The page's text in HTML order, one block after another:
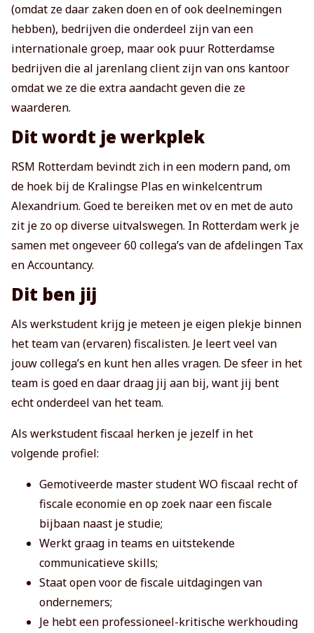
(omdat ze daar zaken doen en of ook deelnemingen
hebben), bedrijven die onderdeel zijn van een
internationale groep, maar ook puur Rotterdamse
bedrijven die al jarenlang client zijn van ons kantoor
omdat we ze die extra aandacht geven die ze
waarderen.
Dit wordt je werkplek
RSM Rotterdam bevindt zich in een modern pand, om
de hoek bij de Kralingse Plas en winkelcentrum
Alexandrium. Goed te bereiken met ov en met de auto
zit je zo op diverse uitvalswegen. In Rotterdam werk je
samen met ongeveer 60 collega’s van de afdelingen Tax
en Accountancy.
Dit ben jij
Als werkstudent krijg je meteen je eigen plekje binnen
het team van (ervaren) fiscalisten. Je leert veel van
jouw collega’s en kunt hen alles vragen. De sfeer in het
team is goed en daar draag jij aan bij, want jij bent
echt onderdeel van het team.
Als werkstudent fiscaal herken je jezelf in het
volgende profiel:
Gemotiveerde master student WO fiscaal recht of
fiscale economie en op zoek naar een fiscale
bijbaan naast je studie;
Werkt graag in teams en uitstekende
communicatieve skills;
Staat open voor de fiscale uitdagingen van
ondernemers;
Je hebt een professioneel-kritische werkhouding